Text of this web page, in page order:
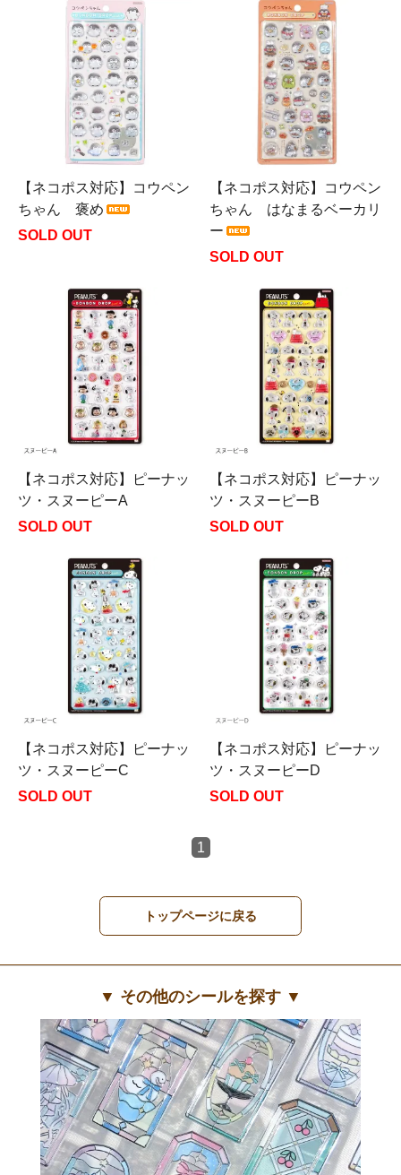
【ネコポス対応】コウペン
ちゃん 褒め
SOLD OUT
【ネコポス対応】コウペン
ちゃん はなまるベーカリ
ー
SOLD OUT
【ネコポス対応】ピーナッ
ツ・スヌーピーA
SOLD OUT
【ネコポス対応】ピーナッ
ツ・スヌーピーB
SOLD OUT
【ネコポス対応】ピーナッ
ツ・スヌーピーC
SOLD OUT
【ネコポス対応】ピーナッ
ツ・スヌーピーD
SOLD OUT
1
トップページに戻る
▼ その他のシールを探す ▼